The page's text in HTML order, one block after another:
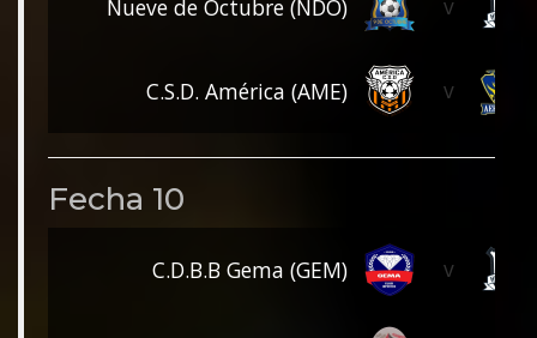
Nueve de Octubre (NDO)
C.S.D. América (AME) v
Fecha 10
C.D.B.B Gema (GEM) v